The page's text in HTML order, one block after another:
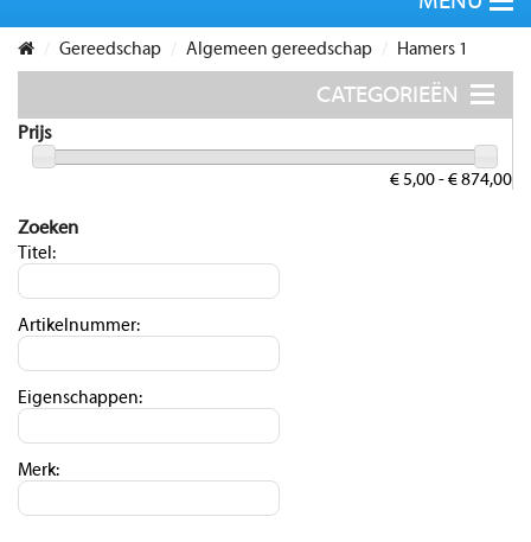
Gereedschap Algemeen gereedschap Hamers 1
Prijs
€ 5,00 - € 874,00
Zoeken
Titel:
Artikelnummer:
Eigenschappen:
Merk: